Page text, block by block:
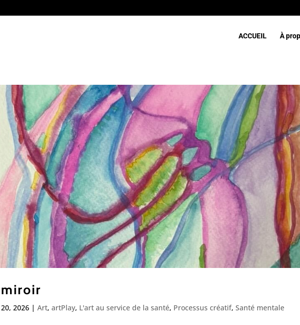
ACCUEIL À
miroir
20, 2026 |Art,artPlay, L'art au service de la santé, Processus créatif,Santé mentale